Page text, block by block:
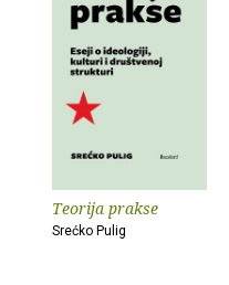
Teorija prakse
Srećko Pulig